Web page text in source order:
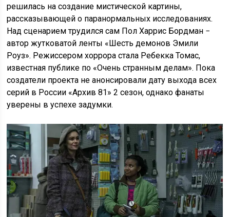
решилась на создание мистической картины,
рассказывающей о паранормальных исследованиях.
Над сценарием трудился сам Пол Харрис Бордман −
автор жутковатой ленты «Шесть демонов Эмили
Роуз». Режиссером хоррора стала Ребекка Томас,
известная публике по «Очень странным делам». Пока
создатели проекта не анонсировали дату выхода всех
серий в России «Архив 81» 2 сезон, однако фанаты
уверены в успехе задумки.